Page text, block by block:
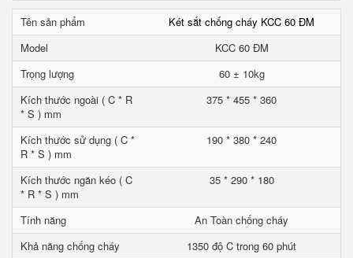
Tên sản phẩm
Két sắt chống cháy KCC 60 ĐM
Model
KCC 60 ĐM
Trọng lượng
60 ± 10kg
Kích thước ngoài ( C * R
* S ) mm
375 * 455 * 360
Kích thước sử dụng ( C *
R * S ) mm
190 * 380 * 240
Kích thước ngăn kéo ( C
* R * S ) mm
35 * 290 * 180
Tính năng
An Toàn chống cháy
Khả năng chống cháy
1350 độ C trong 60 phút